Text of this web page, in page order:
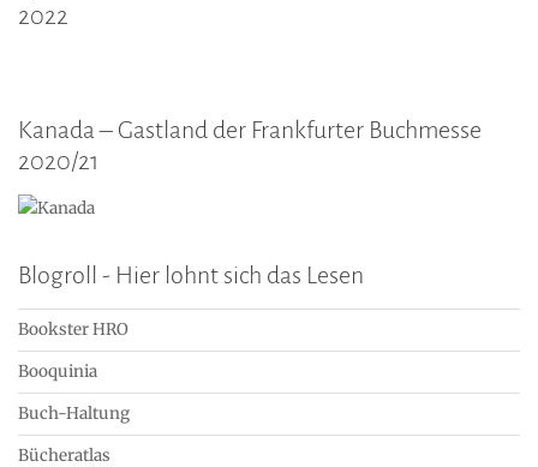
2022
Kanada – Gastland der Frankfurter Buchmesse
2020/21
Blogroll - Hier lohnt sich das Lesen
Bookster HRO
Booquinia
Buch-Haltung
Bücheratlas